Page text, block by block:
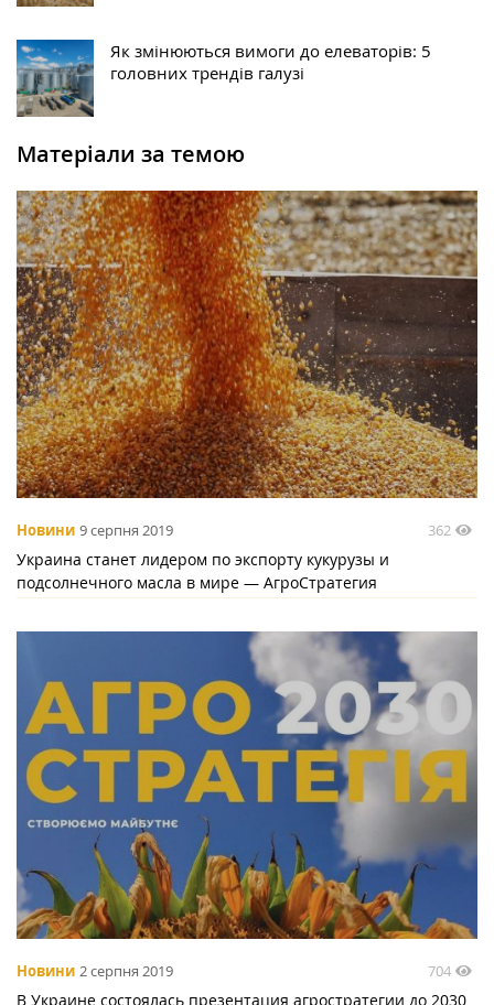
Як змінюються вимоги до елеваторів: 5
головних трендів галузі
Матеріали за темою
Новини 9 серпня 2019 362
Украина станет лидером по экспорту кукурузы и
подсолнечного масла в мире — АгроСтратегия
Новини 2 серпня 2019 704
В Украине состоялась презентация агростратегии до 2030